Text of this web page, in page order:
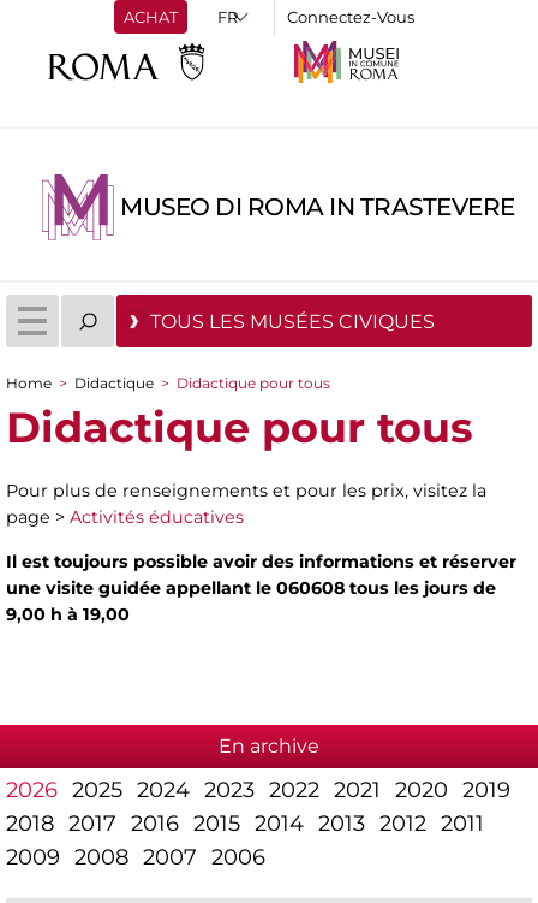
ACHAT Connectez-Vous
MUSEO DI ROMA IN TRASTEVERE
TOUS LES MUSÉES CIVIQUES
You are here
Home > Didactique > Didactique pour tous
Didactique pour tous
Pour plus de renseignements et pour les prix, visitez la
page > Activités éducatives
Il est toujours possible avoir des informations et réserver
une visite guidée appellant le 060608 tous les jours de
9,00 h à 19,00
En archive
2026 2025 2024 2023 2022 2021 2020 2019
2018 2017 2016 2015 2014 2013 2012 2011
2009 2008 2007 2006